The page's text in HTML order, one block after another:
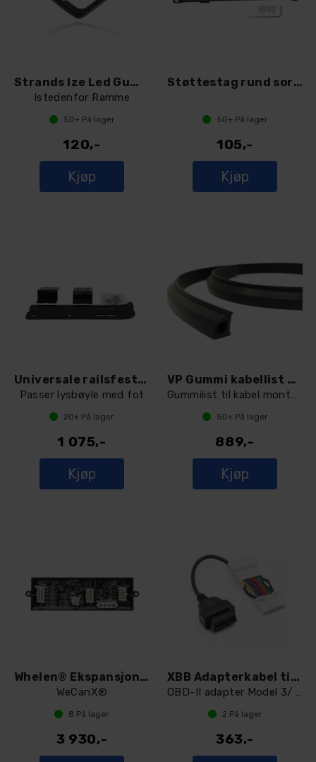
Strands Ize Led Gummipakning
Istedenfor Ramme
50+På lager
120,-
Kjøp
Støttestag rund sort 2pk
50+På lager
105,-
Kjøp
Universale railsfester til Varsellys
Passer lysbøyle med fot
20+ På lager
1 075,-
Kjøp
VP Gummi kabellist 3M Teip
Gummilist til kabel montering 1,5m
50+På lager
889,-
Kjøp
Whelen® Ekspansjonsmodul 12V
WeCanX®
8 På lager
3 930,-
XBB Adapterkabel til Tesla 3/Y
OBD-II adapter Model 3/ Model Y
2 På lager
363,-